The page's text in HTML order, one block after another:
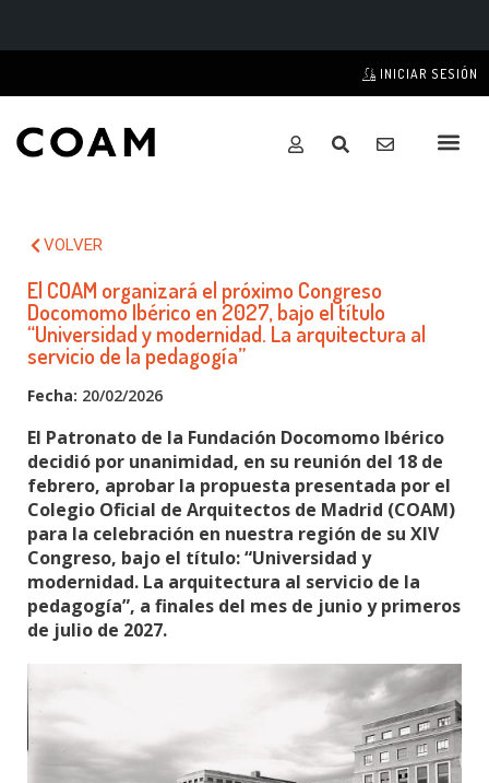
INICIAR SESIÓN
VOLVER
El COAM organizará el próximo Congreso
Docomomo Ibérico en 2027, bajo el título
“Universidad y modernidad. La arquitectura al
servicio de la pedagogía”
Fecha: 20/02/2026
El Patronato de la Fundación Docomomo Ibérico
decidió por unanimidad, en su reunión del 18 de
febrero, aprobar la propuesta presentada por el
Colegio Oficial de Arquitectos de Madrid (COAM)
para la celebración en nuestra región de su XIV
Congreso, bajo el título: “Universidad y
modernidad. La arquitectura al servicio de la
pedagogía”, a finales del mes de junio y primeros
de julio de 2027.